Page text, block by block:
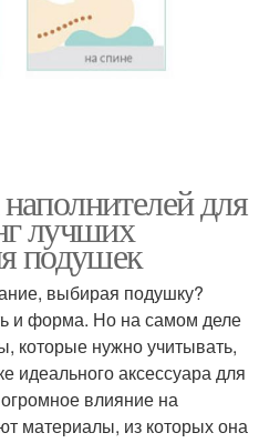
для
лучших
подушек
выбирая подушку?
и форма. Но на самом деле
которые нужно учитывать,
идеального аксессуара для
влияние на
материалы, из которых она